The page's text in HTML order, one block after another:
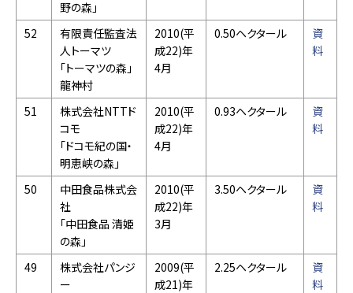
野の森」
52
有限責任監査法
人トーマツ
「トーマツの森」
龍神村
2010(平
成22)年
4月
0.50ヘクタール
資
料
51
株式会社NTTド
コモ
「ドコモ紀の国・
明恵峡の森」
2010(平
成22)年
4月
0.93ヘクタール
資
料
50
中田食品株式会
社
「中田食品 清姫
の森」
2010(平
成22)年
3月
3.50ヘクタール
資
料
49
株式会社パンジ
ー
2009(平
成21)年
2.25ヘクタール
資
料